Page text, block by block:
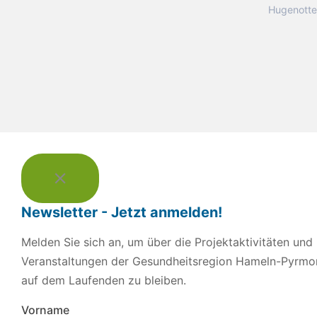
Newsletter - Jetzt anmelden!
Melden Sie sich an, um über die Projektaktivitäten und
Veranstaltungen der Gesundheitsregion Hameln-
auf dem Laufenden zu bleiben.
Vorname